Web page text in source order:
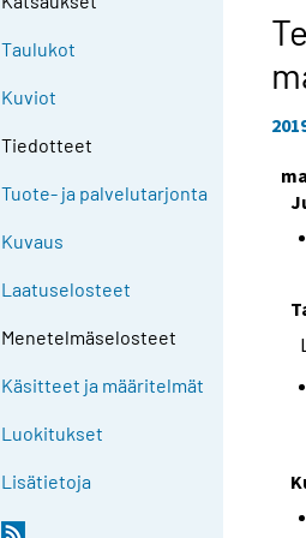
Taulukot
Kuviot
Tiedotteet
Tuote- ja palvelutarjonta
Kuvaus
Laatuselosteet
Menetelmäselosteet
Käsitteet ja määritelmät
Luokitukset
Lisätietoja